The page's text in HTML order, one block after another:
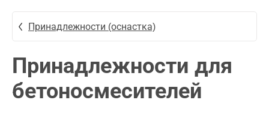
Принадлежности (оснастка)
Принадлежности для
бетоносмесителей